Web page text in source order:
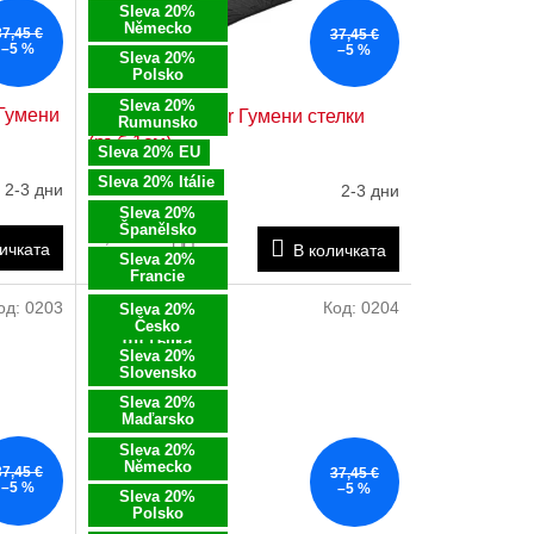
€
–5 %
2-3 дни
Sleva 20%
Německo
Sleva 20%
Polsko
Sleva 20%
Rumunsko
Sleva 20% EU
Sleva 20% Itálie
Sleva 20%
Španělsko
Sleva 20%
Francie
Възползвайте
се от 20%
отстъпка
37,45 €
–5 %
Hyundai Veloster Гумени стелки
(ръб 1см)
2-3 дни
29,12 € без ДДС
35,24 € В количката
€
–5 %
0203
Sleva 20%
Česko
Sleva 20%
Slovensko
Sleva 20%
Maďarsko
Sleva 20%
Německo
Sleva 20%
Polsko
37,45 €
–5 %
Код: 0204